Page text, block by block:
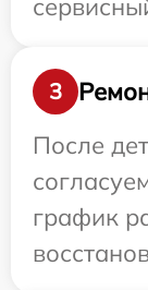
3
После
график